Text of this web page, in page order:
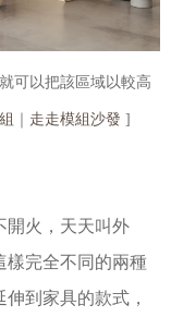
可以把該區域以較高
走走模組沙發 ]
開火，天天叫外
樣完全不同的兩種
到家具的款式，